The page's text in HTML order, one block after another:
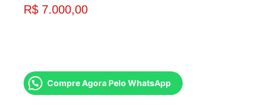
R$ 7.000,00
Compre Agora Pelo WhatsApp